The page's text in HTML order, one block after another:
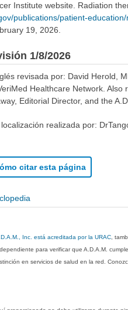
Institute website. Radiation
publications/patient-
19, 2026.
1/8/2026
revisada por: David Herold,
Healthcare Network.
Editorial Director, and the
realizada por:
citar esta página
Inc. está acreditada por la URAC ,
para verificar que A.D.A.M.
en servicios de salud en la red.